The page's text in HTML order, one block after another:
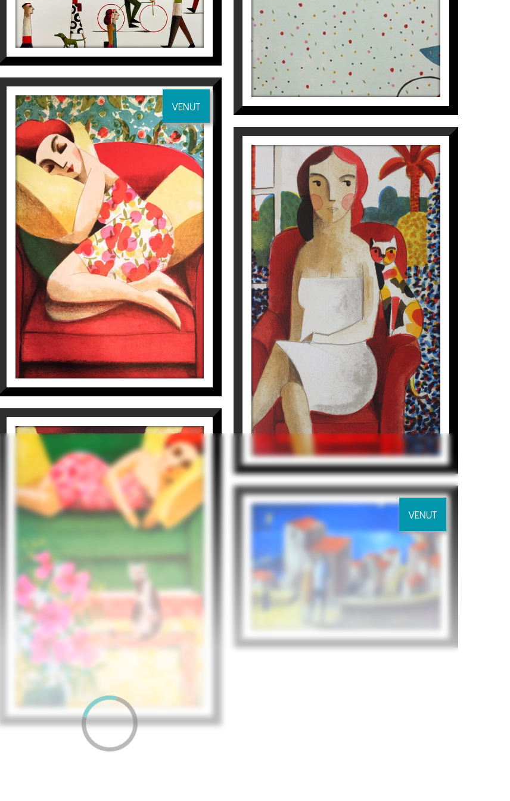
Espai Cavallers Gallery
VENUT
DESCANS
Didier Lourenço
395€
CAT AND FLOWER
Didier Lourenço
395
BLUE
Didier Lourenço
595 €
SALIMOS
Didier Lourenço
275€
VENUT
CLARO DE LUNA
Didier Lourenço
525€